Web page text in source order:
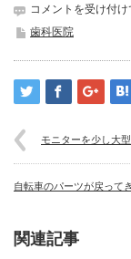
熱
中
生
は
コメントを受け付
歯科医院
モニターを少し大
自転車のパーツが戻っ
関連記事